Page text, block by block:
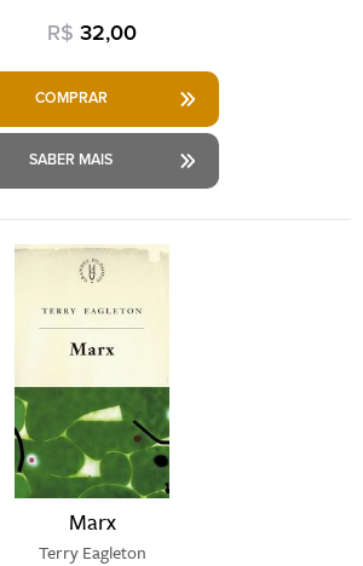
R$ 32,00
COMPRAR
SABER MAIS
Marx
Terry Eagleton